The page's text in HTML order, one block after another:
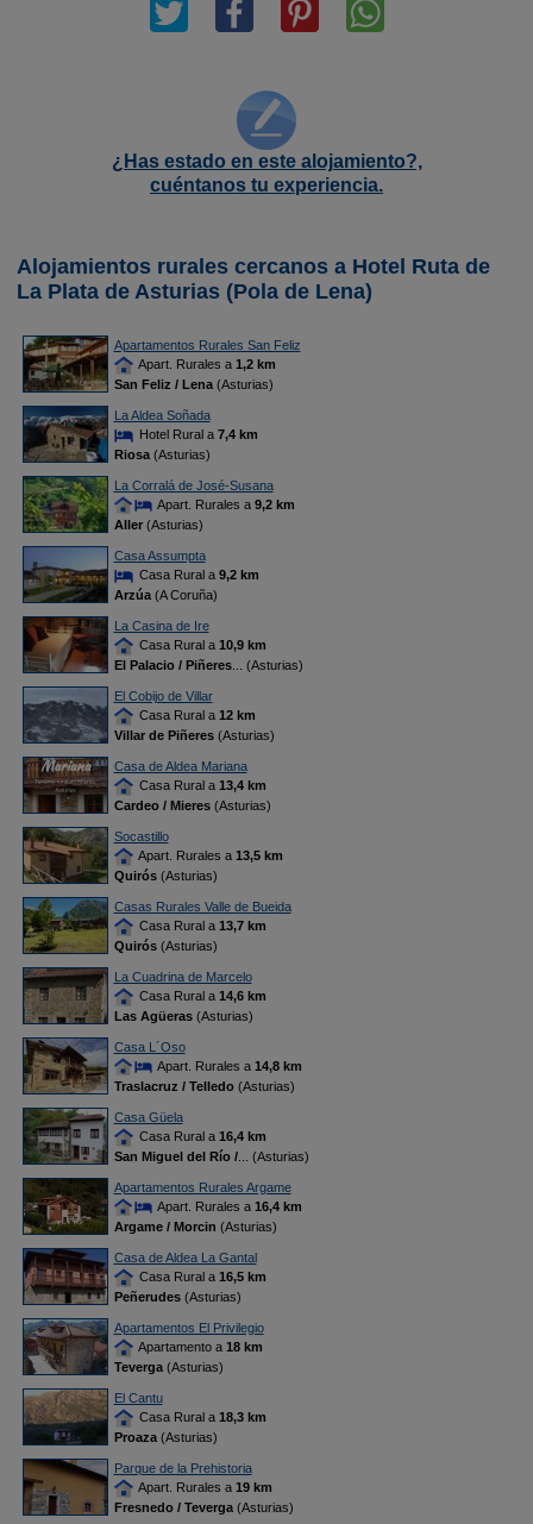
¿Has estado en este alojamiento?,
cuéntanos tu experiencia.
Alojamientos rurales cercanos a Hotel Ruta de
La Plata de Asturias (Pola de Lena)
Apartamentos Rurales San Feliz
Apart. Rurales a 1,2 km
San Feliz / Lena(Asturias)
La Aldea Soñada
Hotel Rural a 7,4 km
Riosa(Asturias)
La Corralá de José-Susana
Apart. Rurales a 9,2 km
Aller(Asturias)
Casa Assumpta
Casa Rural a 9,2 km
Arzúa(A Coruña)
La Casina de Ire
Casa Rural a 10,9 km
El Palacio / Piñeres... (Asturias)
El Cobijo de Villar
Casa Rural a 12 km
Villar de Piñeres(Asturias)
Casa de Aldea Mariana
Casa Rural a 13,4 km
Cardeo / Mieres(Asturias)
Socastillo
Apart. Rurales a 13,5 km
Quirós(Asturias)
Casas Rurales Valle de Bueida
Casa Rural a 13,7 km
Quirós(Asturias)
La Cuadrina de Marcelo
Casa Rural a 14,6 km
Las Agüeras(Asturias)
Casa L´Oso
Apart. Rurales a 14,8 km
Traslacruz / Telledo(Asturias)
Casa Güela
Casa Rural a 16,4 km
San Miguel del Río /... (Asturias)
Apartamentos Rurales Argame
Apart. Rurales a 16,4 km
Argame / Morcin (Asturias)
Casa de Aldea La Gantal
Casa Rural a 16,5 km
Peñerudes(Asturias)
Apartamentos El Privilegio
Apartamento a 18 km
Teverga(Asturias)
El Cantu
Casa Rural a 18,3 km
Proaza(Asturias)
Parque de la Prehistoria
Apart. Rurales a 19 km
Fresnedo / Teverga(Asturias)